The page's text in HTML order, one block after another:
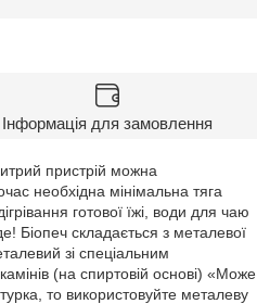
Інформація для замовлення
пристрій можна
необхідна мінімальна тяга
готової їжі, води для чаю
Біопеч складається з металевої
зі спеціальним
(на спиртовій основі) «Може
то використовуйте металеву